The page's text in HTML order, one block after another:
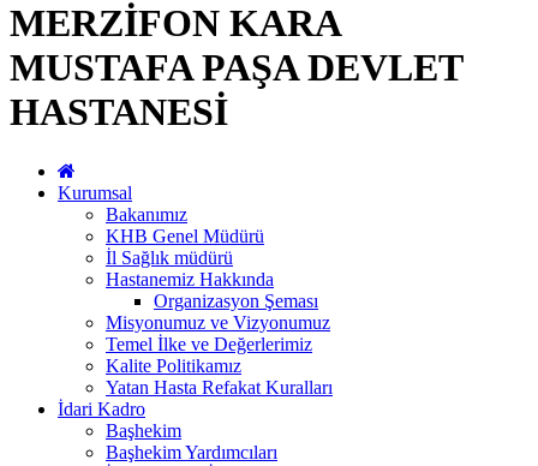
MERZİFON KARA
MUSTAFA PAŞA DEVLET
HASTANESİ
Kurumsal
Bakanımız
KHB Genel Müdürü
İl Sağlık müdürü
Hastanemiz Hakkında
Organizasyon Şeması
Misyonumuz ve Vizyonumuz
Temel İlke ve Değerlerimiz
Kalite Politikamız
Yatan Hasta Refakat Kuralları
İdari Kadro
Başhekim
Başhekim Yardımcıları